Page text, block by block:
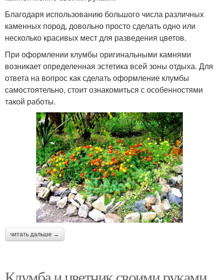
Благодаря использованию большого числа различных
каменных пород, довольно просто сделать одно или
несколько красивых мест для разведения цветов.
При оформлении клумбы оригинальными камнями
возникает определенная эстетика всей зоны отдыха. Для
ответа на вопрос как сделать оформление клумбы
самостоятельно, стоит ознакомиться с особенностями
такой работы.
читать дальше →